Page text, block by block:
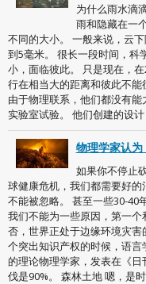
为什么雨水滴
雨和隐藏在一
不同的大小。 一般来说，云
到5毫米。 很长一段时间，科
小，面临彼此。 只是现在，
行在相当大的距离和彼此不能
由于物理联系，他们都没有
实验室试验。 他们创建的设
物理学家认
如果你不停止
球健康危机，我们都需要好
不能被忽略。 甚至一些30-40
我们不能为一些原因，第一
否，世界正处于边缘环境灾
个突出知识产权的时候，语
的理论物理学家，发表在《
伐是90%。 森林土地 嗯，是